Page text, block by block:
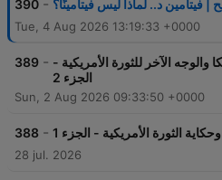
390 - | فيتامين د.. لماذا ليس فيتامينًا؟
Tue, 4 Aug 2026 13:19:33 +0000
389 - والوجه الآخر للثورة الأمريكية -
الجزء 2
Sun, 2 Aug 2026 09:33:50 +0000
388 - الثورة الأمريكية - الجزء 1
28 jul. 2026